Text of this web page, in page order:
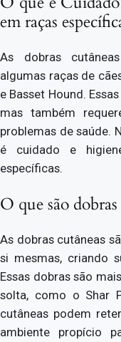
em raças
As dobras
algumas raças de
e Basset Hound.
mas também
problemas de saúde.
é cuidado e
específicas.
O que são dobras
As dobras cutâneas
si mesmas, criando
Essas dobras são
solta, como o Shar
cutâneas podem
ambiente propício